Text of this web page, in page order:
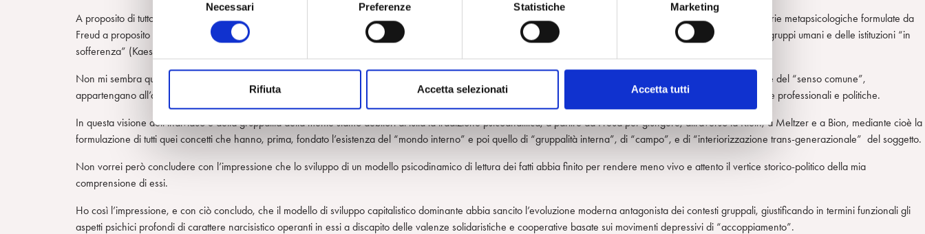
l
z
o
e
d
l
c
o
n
Necessari Preferenze Statistiche Marketing
Rifiuta Accetta selezionati Accetta tutti
A proposito di tutto ciò, nel tentativo di capire tale tragica evoluzione e le insistenti difficoltà a cercare utili rimedi di “civiltà”, ci vengono in aiuto, per prime, le categorie metapsicologiche formulate da
Freud a proposito dell’individuo e delle formazioni sociali. Soprattutto ci vengono incontro le preziose teorizzazioni di tanti autori sugli aspetti narcisistici distruttivi dei gruppi umani e delle istituzioni “in
sofferenza” (Kaes, 1988).
Non mi sembra quindi che certe letture dell’istituzione appartengano alle ubbie di una generazione radicalmente anti-istituzionale. Esse, più e oltre che all’estensione del “senso comune”,
appartengano all’analisi della distruttività ineluttabile dell’individuo e del gruppo e alle forme antiche e moderne in cui essa si declina, nonostante le nostre aspettative professionali e politiche.
In questa visione dell’individuo e della gruppalità della mente siamo debitori di tutta la tradizione psicoanalitica, a partire da Freud per giungere, attraverso la Klein, a Meltzer e a Bion, mediante cioè la
formulazione di tutti quei concetti che hanno, prima, fondato l’esistenza del “mondo interno” e poi quello di “gruppalità interna”, di “campo”, e di “interiorizzazione trans-generazionale” del soggetto.
Non vorrei però concludere con l’impressione che lo sviluppo di un modello psicodinamico di lettura dei fatti abbia finito per rendere meno vivo e attento il vertice storico-politico della mia
comprensione di essi.
Ho così l’impressione, e con ciò concludo, che il modello di sviluppo capitalistico dominante abbia sancito l’evoluzione moderna antagonista dei contesti gruppali, giustificando in termini funzionali gli
aspetti psichici profondi di carattere narcisistico operanti in essi a discapito delle valenze solidaristiche e cooperative basate sui movimenti depressivi di “accoppiamento”.